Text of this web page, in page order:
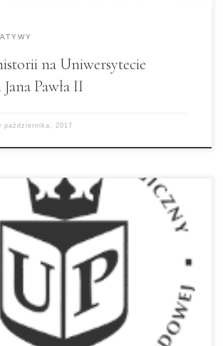
na Uniwersytecie
Pawła II
października, 2017
Uniwersytet Pedagogiczny
matematyki na
zajęcia: Laboratorium Twórczej
się finansowane ze środków
informacje i rekrutacja:
uniwersytet/aktualnosc
o-rekrutacji-do-projektu-
tworczej-matematyki Liczba miejsc
więc zainteresowanych
szybkiej rekrutacji.